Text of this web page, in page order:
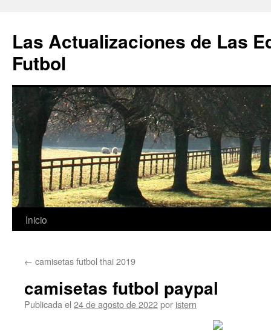
Las Actualizaciones de Las
Futbol
Saltar
contenido
Inicio
← camisetas futbol thai 2019
camisetas futbol paypal
Publicada el 24 de agosto de 2022por istern